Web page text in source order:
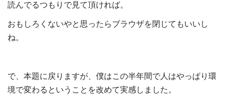
読んでるつもりで見て頂ければ。
おもしろくないやと思ったらブラウザを閉じてもいいし
ね。
で、本題に戻りますが、僕はこの半年間で人はやっぱり環
境で変わるということを改めて実感しました。